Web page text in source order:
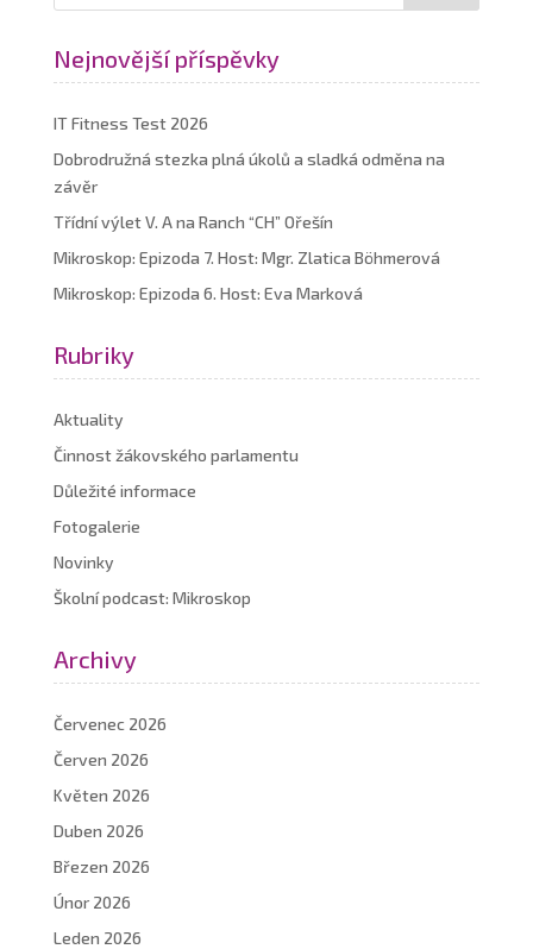
Nejnovější příspěvky
IT Fitness Test 2026
Dobrodružná stezka plná úkolů a sladká odměna na
závěr
Třídní výlet V. A na Ranch “CH” Ořešín
Mikroskop: Epizoda 7. Host: Mgr. Zlatica Böhmerová
Mikroskop: Epizoda 6. Host: Eva Marková
Rubriky
Aktuality
Činnost žákovského parlamentu
Důležité informace
Fotogalerie
Novinky
Školní podcast: Mikroskop
Archivy
Červenec 2026
Červen 2026
Květen 2026
Duben 2026
Březen 2026
Únor 2026
Leden 2026